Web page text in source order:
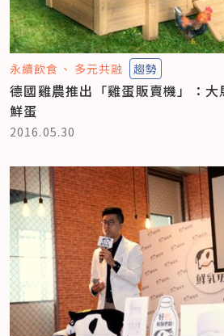
永續飲食 多元共融 趨勢
德國雞農推出「雞蛋販賣機」：
鮮蛋
2016.05.30